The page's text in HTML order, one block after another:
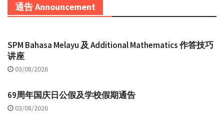
通告 Announcement
SPM Bahasa Melayu 及 Additional Mathematics 作答技巧
讲座
03/08/2026
69周年国庆日公假及学校假期通告
03/08/2026